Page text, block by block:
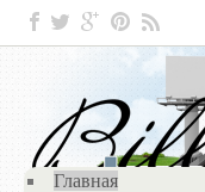
Главная